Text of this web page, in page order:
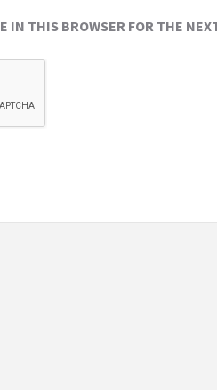
IN THIS BROWSER FOR THE